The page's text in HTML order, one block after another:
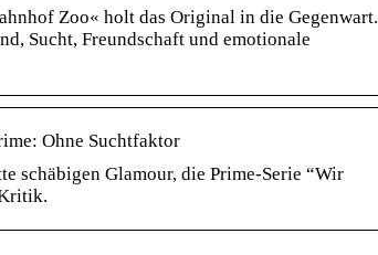
Zoo« holt das Original in die Gegenwart.
Sucht, Freundschaft und emotionale
Ohne Suchtfaktor
schäbigen Glamour, die Prime-Serie “Wir